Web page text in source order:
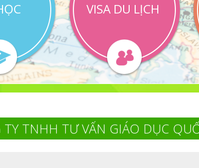
VISA DU LỊCH
TY TNHH TƯ VẤN GIÁO DỤC